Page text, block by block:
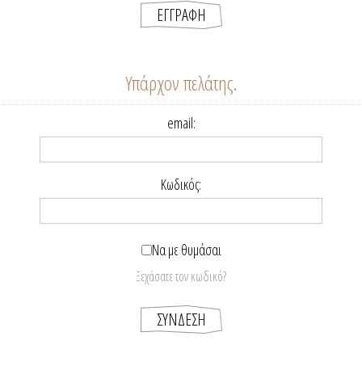
Υπάρχον πελάτης.
email:
Κωδικός:
Να με θυμάσαι
Ξεχάσατε τον κωδικό?